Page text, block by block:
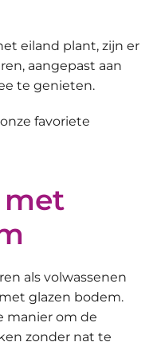
eiland plant, zijn er
aangepast aan
te genieten.
favoriete
als volwassenen
glazen bodem.
manier om de
zonder nat te